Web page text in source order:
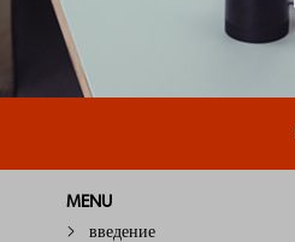
MENU
введение